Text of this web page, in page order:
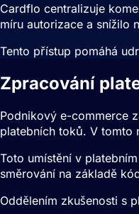
Cardflo centralizuje
míru autorizace a snížilo
Tento přístup pomáhá
Zpracování
Podnikový e-commerce
platebních toků. V tomto
Toto umístění v
směrování na základě
Oddělením zkušenosti s